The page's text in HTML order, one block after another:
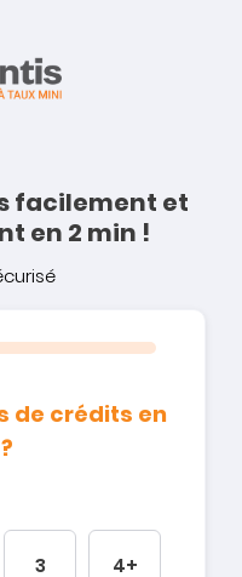
facilement et
en 2 min !
de crédits en
3 4+